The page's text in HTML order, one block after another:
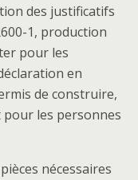
des justificatifs
1, production
pour les
en
de construire,
les personnes
nécessaires